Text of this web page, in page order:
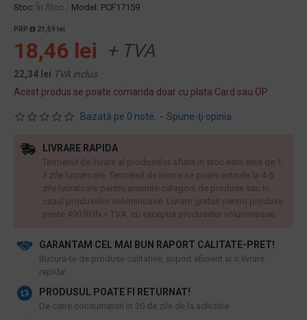
Stoc: În Stoc Model: PCF17159
Bazată pe 0 note. - Spune-ţi opinia
PRP 21,59 lei
18,46 lei + TVA
22,34 lei TVA inclus
Acest produs se poate comanda doar cu plata Card sau OP
GARANTAM CEL MAI BUN RAPORT CALITATE-PRET!
​Bucura-te de produse calitative, suport eficient si o livrare
rapida!
PRODUSUL POATE FI RETURNAT!
De catre consumatori in 30 de zile de la achizitie
LIVRARE RAPIDA
Termenul de livrare al produselor aflate in stoc este este de 1-
3 zile lucratoare. Termenul de livrare se poate extinde la 4-5
zile lucratoare pentru anumite categorii de produse sau in
cazul produselor voluminoase. Livram gratuit pentru produse
peste 490 RON + TVA, cu exceptia produselor voluminoase.